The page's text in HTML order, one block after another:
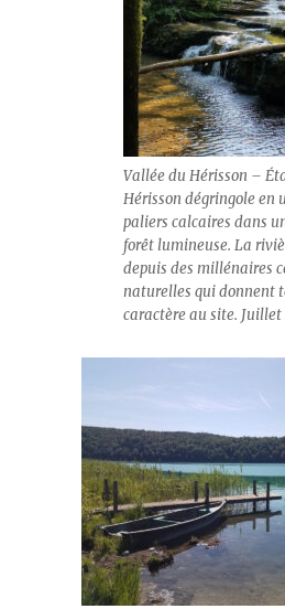
Vallée du Hérisson –
Hérisson dégringole en
paliers calcaires dans
forêt lumineuse. La
depuis des millénaires
naturelles qui donnent
caractère au site. Juillet